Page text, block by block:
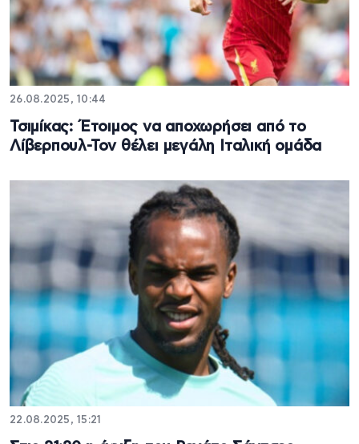
26.08.2025, 10:44
Τσιμίκας: Έτοιμος να αποχωρήσει από το
Λίβερπουλ-Τον θέλει μεγάλη Ιταλική ομάδα
22.08.2025, 15:21